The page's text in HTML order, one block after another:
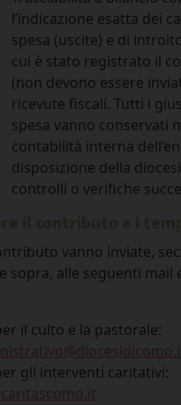
l’indicazione esatta dei
spesa (uscite) e di
cui è stato registrato il
(non devono essere
ricevute fiscali. Tutti i
spesa vanno conservati
contabilità interna
disposizione della
controlli o verifiche
vanno inviate,
sopra, alle seguenti mail
il culto e la pastorale:
gli interventi caritativi: